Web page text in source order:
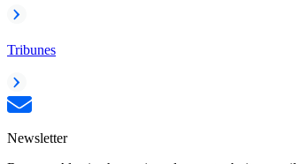
Tribunes
Newsletter